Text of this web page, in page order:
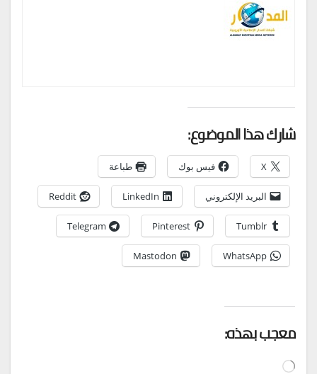
شارك هذا الموضوع:
X فيس بوك طباعة
البريد الإلكتروني LinkedIn
Reddit
Tumblr
Pinterest
Telegram
WhatsApp
Mastodon
معجب بهذه:
جاري